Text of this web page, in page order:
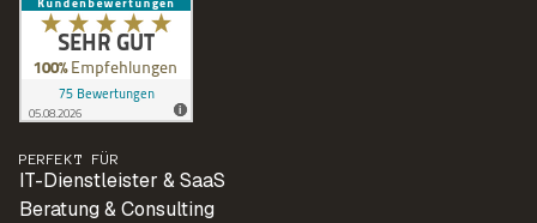
PERFEKT FÜR
IT-Dienstleister & SaaS
Beratung & Consulting